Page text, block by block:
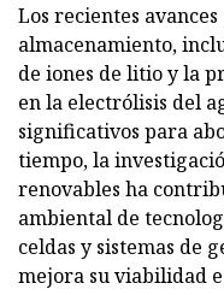
Los recientes
almacenamiento,
de iones de litio y la
en la electrólisis del
significativos para
tiempo, la
renovables ha
ambiental de
celdas y sistemas de
mejora su viabilidad